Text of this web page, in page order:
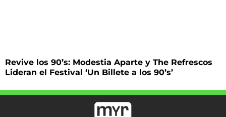
Revive los 90’s: Modestia Aparte y The Refrescos
Lideran el Festival ‘Un Billete a los 90’s’